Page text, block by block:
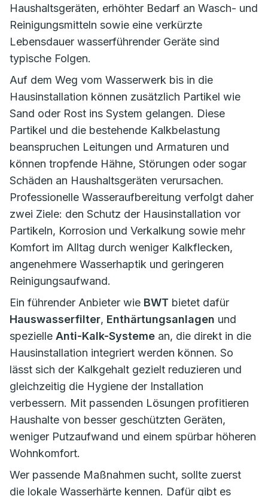
Haushaltsgeräten, erhöhter Bedarf an Wasch- und
Reinigungsmitteln sowie eine verkürzte
Lebensdauer wasserführender Geräte sind
typische Folgen.
Auf dem Weg vom Wasserwerk bis in die
Hausinstallation können zusätzlich Partikel wie
Sand oder Rost ins System gelangen. Diese
Partikel und die bestehende Kalkbelastung
beanspruchen Leitungen und Armaturen und
können tropfende Hähne, Störungen oder sogar
Schäden an Haushaltsgeräten verursachen.
Professionelle Wasseraufbereitung verfolgt daher
zwei Ziele: den Schutz der Hausinstallation vor
Partikeln, Korrosion und Verkalkung sowie mehr
Komfort im Alltag durch weniger Kalkflecken,
angenehmere Wasserhaptik und geringeren
Reinigungsaufwand.
Ein führender Anbieter wie BWT bietet dafür
Hauswasserfilter, Enthärtungsanlagen und
spezielle Anti-Kalk-Systeme an, die direkt in die
Hausinstallation integriert werden können. So
lässt sich der Kalkgehalt gezielt reduzieren und
gleichzeitig die Hygiene der Installation
verbessern. Mit passenden Lösungen profitieren
Haushalte von besser geschützten Geräten,
weniger Putzaufwand und einem spürbar höheren
Wohnkomfort.
Wer passende Maßnahmen sucht, sollte zuerst
die lokale Wasserhärte kennen. Dafür gibt es